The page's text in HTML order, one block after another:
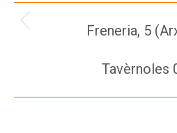
Project
Freneria, 5
Next
Tavèrnoles